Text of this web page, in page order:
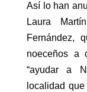
Así lo han
Laura
Fernández,
noeceños a
“ayudar a
localidad